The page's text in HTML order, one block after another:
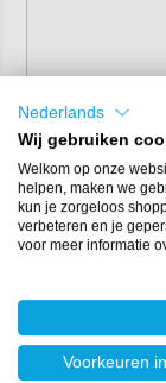
Nederlands
Wij gebruiken
Welkom op onze
helpen, maken we
kun je zorgeloos
verbeteren en je
voor meer informatie
Voorkeuren